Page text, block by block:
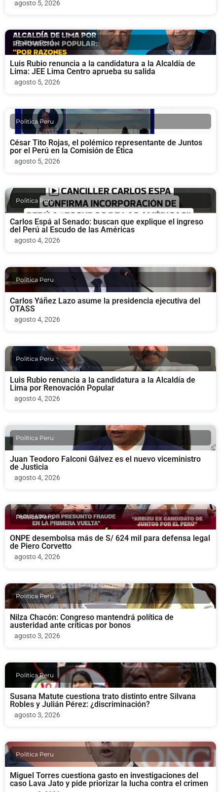
agosto 5, 2026
Politica Peru
Luis Rubio renuncia a la candidatura a la Alcaldía de
Lima: JEE Lima Centro aprueba su salida
agosto 5, 2026
Politica Peru
César Tito Rojas, el polémico representante de Juntos
por el Perú en la Comisión de Ética
agosto 5, 2026
Politica Peru
Carlos Espá al Senado: buscan que explique el ingreso
del Perú al Escudo de las Américas
agosto 4, 2026
Politica Peru
Carlos Yáñez Lazo asume la presidencia ejecutiva del
OTASS
agosto 4, 2026
Politica Peru
Luis Rubio renuncia a la candidatura a la Alcaldía de
Lima por Renovación Popular
agosto 4, 2026
Politica Peru
Juan Teodoro Falconi Gálvez es el nuevo viceministro
de Justicia
agosto 4, 2026
Politica Peru
ONPE desembolsa más de S/ 624 mil para defensa legal
de Piero Corvetto
agosto 4, 2026
Politica Peru
Nilza Chacón: Congreso mantendrá política de
austeridad ante críticas por bonos
agosto 3, 2026
Politica Peru
Susana Matute cuestiona trato distinto entre Silvana
Robles y Julián Pérez: ¿discriminación?
agosto 3, 2026
Politica Peru
Miguel Torres cuestiona gasto en investigaciones del
caso Lava Jato y pide priorizar la lucha contra el crimen